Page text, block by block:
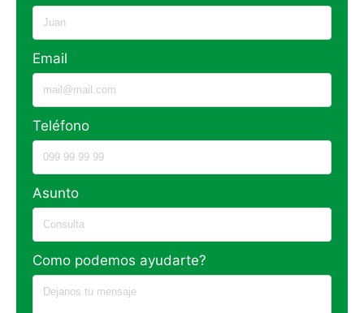
Email
Teléfono
Asunto
Como podemos ayudarte?